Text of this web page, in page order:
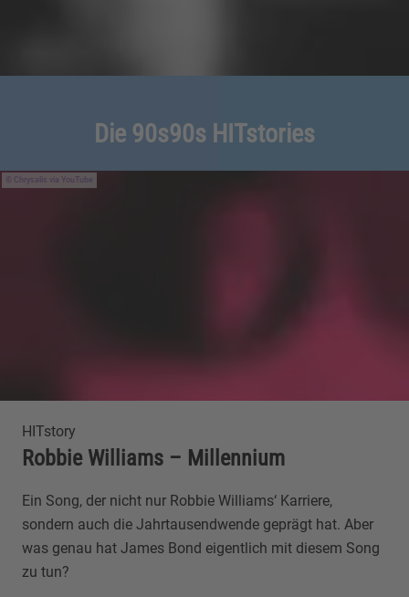
Die 90s90s HITstories
Chrysalis via YouTube
HITstory
Robbie Williams – Millennium
Ein Song, der nicht nur Robbie Williams‘ Karriere,
sondern auch die Jahrtausendwende geprägt hat. Aber
was genau hat James Bond eigentlich mit diesem Song
zu tun?